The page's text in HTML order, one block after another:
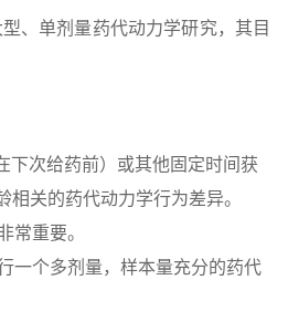
、单剂量药代动力学研究，其目
下次给药前）或其他固定时间获
关的药代动力学行为差异。
常重要。
一个多剂量，样本量充分的药代